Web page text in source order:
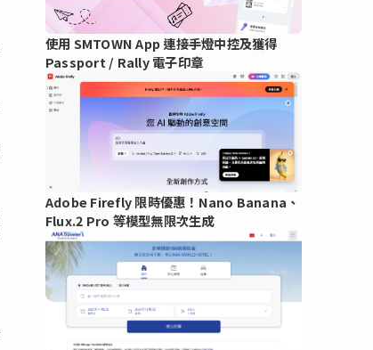
使用 SMTOWN App 連接手燈中控及獲得
Passport / Rally 電子印章
Adobe Firefly 限時優惠！Nano Banana、
Flux.2 Pro 等模型無限次生成